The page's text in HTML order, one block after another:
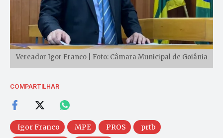
Vereador Igor Franco | Foto: Câmara Municipal de Goiânia
COMPARTILHAR
Igor Franco MPE PROS
prtb